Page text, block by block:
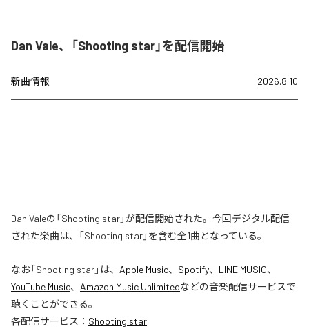
Dan Vale、「Shooting star」を配信開始
新曲情報 2026.8.10
Dan Valeの「Shooting star」が配信開始された。今回デジタル配信
された楽曲は、「Shooting star」を含む全1曲となっている。
なお「Shooting star」は、 Apple Music、 Spotify、 LINE MUSIC、
YouTube Music、 Amazon Music Unlimitedなどの音楽配信サービスで
聴くことができる。
各配信サービス： Shooting star